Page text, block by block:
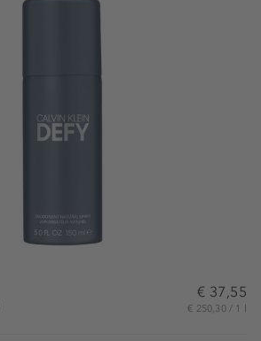
€ 37,55
€ 250,30 / 1 l